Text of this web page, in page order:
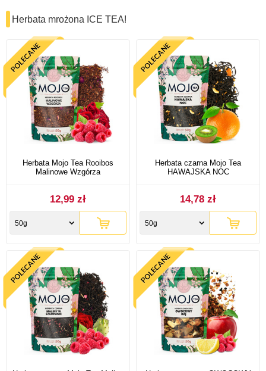
Herbata mrożona ICE TEA!
Herbata Mojo Tea Rooibos
Malinowe Wzgórza
12,99 zł
50g
Herbata czarna Mojo Tea
HAWAJSKA NOC
14,78 zł
50g